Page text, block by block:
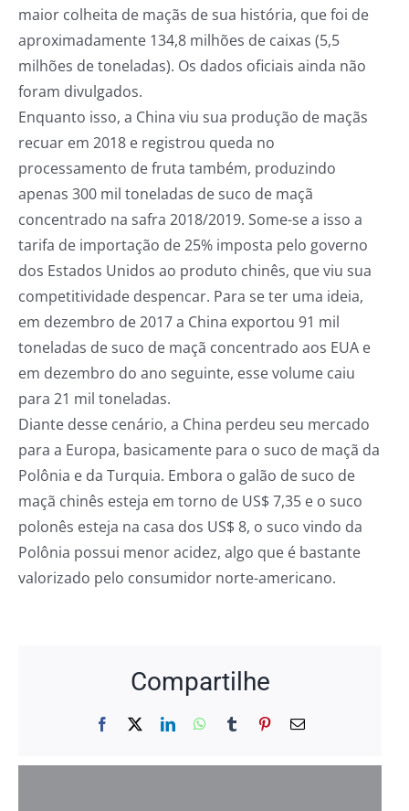
maior colheita de maçãs de sua história, que foi de
aproximadamente 134,8 milhões de caixas (5,5
milhões de toneladas). Os dados oficiais ainda não
foram divulgados.
Enquanto isso, a China viu sua produção de maçãs
recuar em 2018 e registrou queda no
processamento de fruta também, produzindo
apenas 300 mil toneladas de suco de maçã
concentrado na safra 2018/2019. Some-se a isso a
tarifa de importação de 25% imposta pelo governo
dos Estados Unidos ao produto chinês, que viu sua
competitividade despencar. Para se ter uma ideia,
em dezembro de 2017 a China exportou 91 mil
toneladas de suco de maçã concentrado aos EUA e
em dezembro do ano seguinte, esse volume caiu
para 21 mil toneladas.
Diante desse cenário, a China perdeu seu mercado
para a Europa, basicamente para o suco de maçã da
Polônia e da Turquia. Embora o galão de suco de
maçã chinês esteja em torno de US$ 7,35 e o suco
polonês esteja na casa dos US$ 8, o suco vindo da
Polônia possui menor acidez, algo que é bastante
valorizado pelo consumidor norte-americano.
Compartilhe
Facebook LinkedInWhatsApp
Tumblr Pinterest
E-